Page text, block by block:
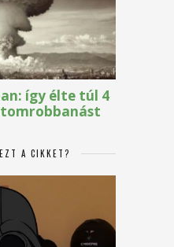
A CIKKET?